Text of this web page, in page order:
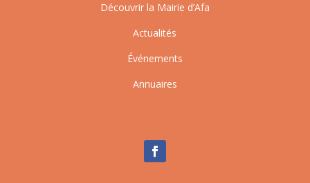
Découvrir la Mairie d’Afa
Actualités
Événements
Annuaires